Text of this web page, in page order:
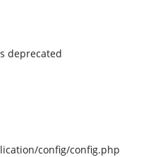
deprecated
config/config.php